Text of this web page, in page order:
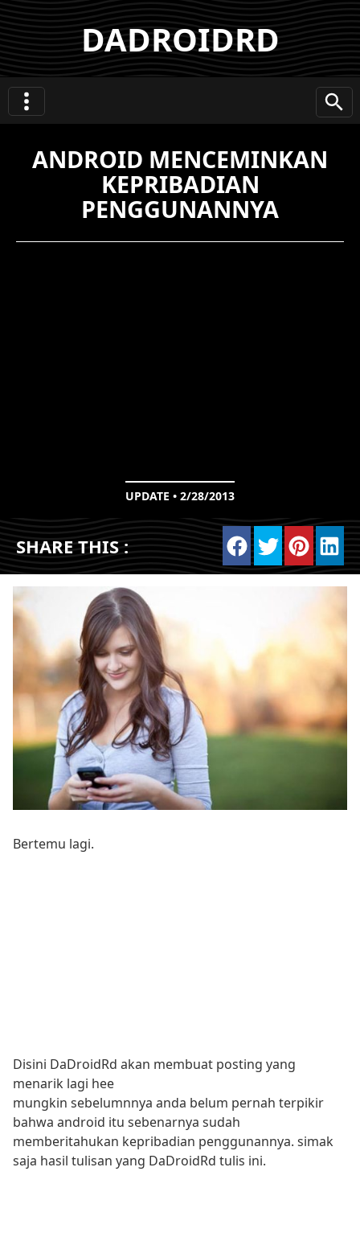
DADROIDRD
ANDROID MENCEMINKAN
KEPRIBADIAN
PENGGUNANNYA
UPDATE • 2/28/2013
SHARE THIS :
Bertemu lagi.
Disini DaDroidRd akan membuat posting yang
menarik lagi hee
mungkin sebelumnnya anda belum pernah terpikir
bahwa android itu sebenarnya sudah
memberitahukan kepribadian penggunannya. simak
saja hasil tulisan yang DaDroidRd tulis ini.